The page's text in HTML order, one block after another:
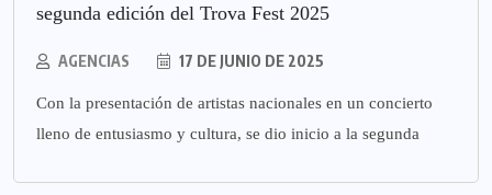
segunda edición del Trova Fest 2025
AGENCIAS 17 DE JUNIO DE 2025
Con la presentación de artistas nacionales en un concierto
lleno de entusiasmo y cultura, se dio inicio a la segunda